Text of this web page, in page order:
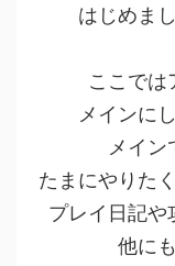
はじめま
ここでは
メインに
メイン
たまにやりた
プレイ日記や
他に